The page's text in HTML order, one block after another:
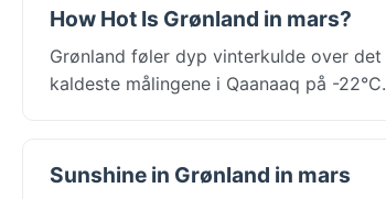
How Hot Is Grønland in mars?
Grønland føler dyp vinterkulde over
kaldeste målingene i Qaanaaq på -22°C.
Sunshine in Grønland in mars